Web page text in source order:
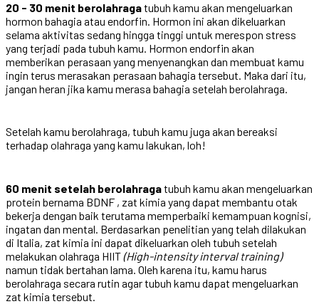
20 - 30 menit berolahragatubuh kamu akan mengeluarkan
hormon bahagia atau endorfin. Hormon ini akan dikeluarkan
selama aktivitas sedang hingga tinggi untuk merespon stress
yang terjadi pada tubuh kamu. Hormon endorfin akan
memberikan perasaan yang menyenangkan dan membuat kamu
ingin terus merasakan perasaan bahagia tersebut. Maka dari itu,
jangan heran jika kamu merasa bahagia setelah berolahraga.
Setelah kamu berolahraga, tubuh kamu juga akan bereaksi
terhadap olahraga yang kamu lakukan, loh!
60 menit setelah berolahragatubuh kamu akan mengeluarkan
protein bernama BDNF , zat kimia yang dapat membantu otak
bekerja dengan baik terutama memperbaiki kemampuan kognisi,
ingatan dan mental. Berdasarkan penelitian yang telah dilakukan
di Italia, zat kimia ini dapat dikeluarkan oleh tubuh setelah
melakukan olahraga HIIT(High-intensity interval training)
namun tidak bertahan lama. Oleh karena itu, kamu harus
berolahraga secara rutin agar tubuh kamu dapat mengeluarkan
zat kimia tersebut.